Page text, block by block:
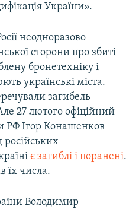
України».
неодноразово
сторони про збиті
бронетехніку і
українські міста.
загибель
27 лютого офіційний
РФ Ігор Конашенков
є загиблі і поранені.
їх числа.
Володимир